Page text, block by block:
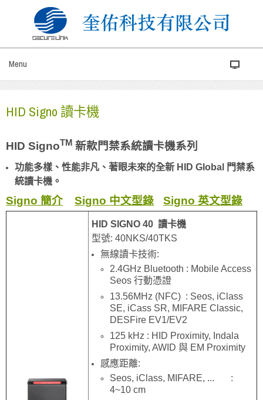
Menu
HID Signo 讀卡機
HID SignoTM 新款門禁系統讀卡機系列
功能多樣、性能非凡、著眼未來的全新 HID Global 門禁系
統讀卡機。
Signo 簡介 Signo 中文型錄 Signo 英文型錄
HID SIGNO 40 讀卡機
型號: 40NKS/40TKS
無線讀卡技術:
2.4GHz Bluetooth : Mobile Access
Seos 行動憑證
13.56MHz (NFC) : Seos, iClass
SE, iCass SR, MIFARE Classic,
DESFire EV1/EV2
125 kHz : HID Proximity, Indala
Proximity, AWID 與 EM Proximity
感應距離:
Seos, iClass, MIFARE, ... :
4~10 cm